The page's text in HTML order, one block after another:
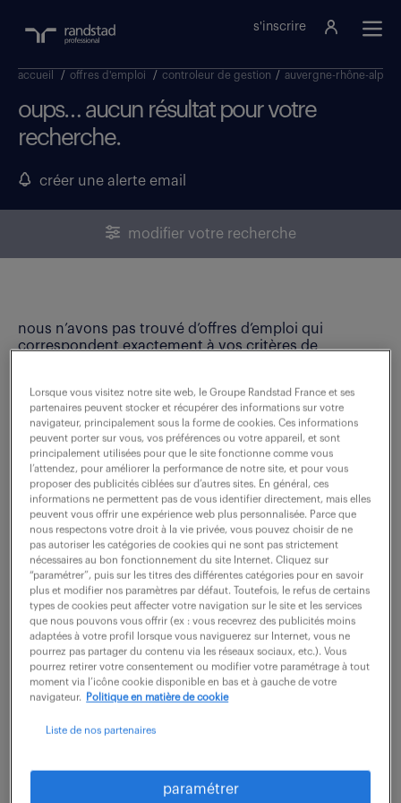
s'inscrire
accueil / offres d'emploi / controleur de gestion / auvergne-rhône-alpes
oups… aucun résultat pour votre
recherche.
créer une alerte email
modifier votre recherche
nous n’avons pas trouvé d’offres d’emploi qui
correspondent exactement à vos critères de
ne ratez aucune
opportunité.
recevez chaque semaine par mail les offres qui
correspondent à votre dernière recherche.
créer une alerte
partagez-nous
Lorsque vous visitez notre site web, le Groupe Randstad France et ses
partenaires peuvent stocker et récupérer des informations sur votre
navigateur, principalement sous la forme de cookies. Ces informations
peuvent porter sur vous, vos préférences ou votre appareil, et sont
principalement utilisées pour que le site fonctionne comme vous
l’attendez, pour améliorer la performance de notre site, et pour vous
proposer des publicités ciblées sur d’autres sites. En général, ces
informations ne permettent pas de vous identifier directement, mais elles
peuvent vous offrir une expérience web plus personnalisée. Parce que
nous respectons votre droit à la vie privée, vous pouvez choisir de ne
pas autoriser les catégories de cookies qui ne sont pas strictement
nécessaires au bon fonctionnement du site Internet. Cliquez sur
“paramétrer”, puis sur les titres des différentes catégories pour en savoir
plus et modifier nos paramètres par défaut. Toutefois, le refus de certains
types de cookies peut affecter votre navigation sur le site et les services
que nous pouvons vous offrir (ex : vous recevrez des publicités moins
adaptées à votre profil lorsque vous naviguerez sur Internet, vous ne
pourrez pas partager du contenu via les réseaux sociaux, etc.). Vous
pourrez retirer votre consentement ou modifier votre paramétrage à tout
moment via l’icône cookie disponible en bas et à gauche de votre
navigateur.
Politique en matière de cookie
Liste de nos partenaires
paramétrer